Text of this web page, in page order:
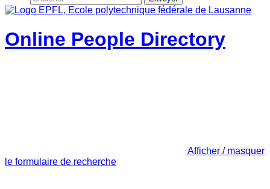
Online People Directory
Afficher / masquer
le formulaire de recherche